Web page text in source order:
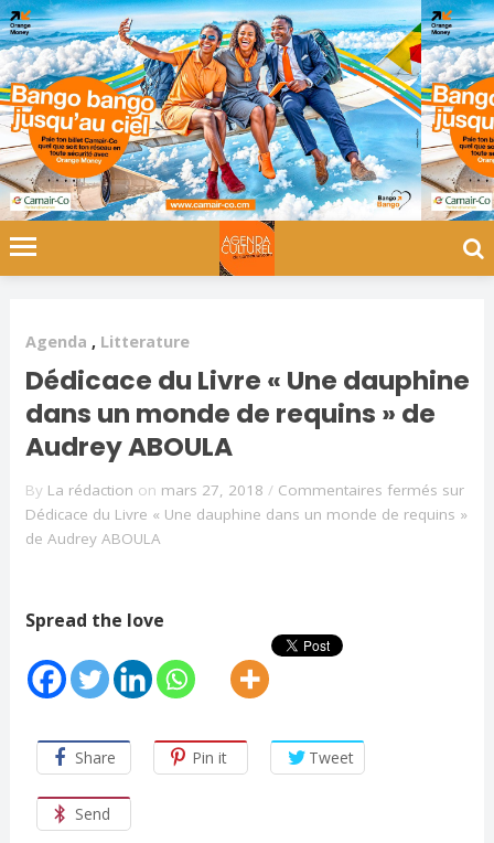
Agenda , Litterature
Dédicace du Livre « Une dauphine
dans un monde de requins » de
Audrey ABOULA
By La rédaction on mars 27, 2018 / Commentaires fermés sur
Dédicace du Livre « Une dauphine dans un monde de requins »
de Audrey ABOULA
Spread the love
Share Pin it Tweet
Send